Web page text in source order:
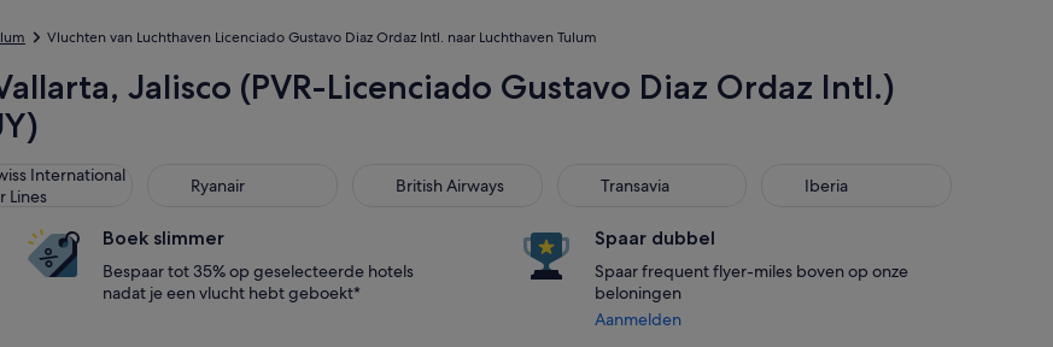
Vluchten van Luchthaven Licenciado Gustavo Diaz Ordaz Intl. naar Luchthaven Tulum
Jalisco (PVR-Licenciado Gustavo Diaz Ordaz Intl.)
International
Lines
Air Lines Ryanair
Ryanair British Airways
British Airways Transavia
Transavia Iberia
Iberia
Boek slimmer
Bespaar tot 35% op geselecteerde hotels
nadat je een vlucht hebt geboekt*
Spaar dubbel
Spaar frequent flyer-miles boven op onze
beloningen
Aanmelden